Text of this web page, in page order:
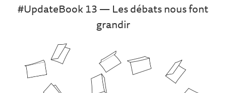
#UpdateBook 13 — Les débats nous font
grandir